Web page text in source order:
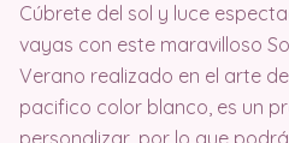
Cúbrete del sol y luce
vayas con este maravilloso
Verano realizado en el arte
pacifico color blanco, es un